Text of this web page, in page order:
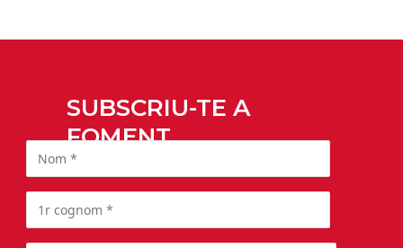
SUBSCRIU-TE A
FOMENT